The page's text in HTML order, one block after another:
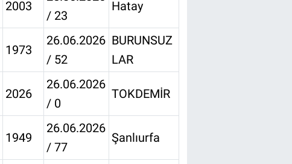
2003
/ 23
Hatay
1973
26.06.2026
/ 52
BURUNSUZ
LAR
2026
26.06.2026
/ 0
TOKDEMİR
1949
26.06.2026
/ 77
Şanlıurfa